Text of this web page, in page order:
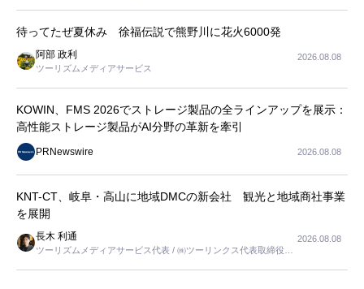
待ってたぜ夏休み 徐福伝説で熊野川に花火6000発
阿部 政利
ツーリズムメディアサービス
2026.08.08
KOWIN、FMS 2026でストレージ製品の全ラインアップを展示：
高性能ストレージ製品がAI分野の革新を牽引
PRNewswire 2026.08.08
KNT-CT、岐阜・高山に地域DMCの新会社 観光と地域商社事業
を展開
長木 利通
ツーリズムメディアサービス代表 / ㈱ツーリンクス代表取締役社
2026.08.08